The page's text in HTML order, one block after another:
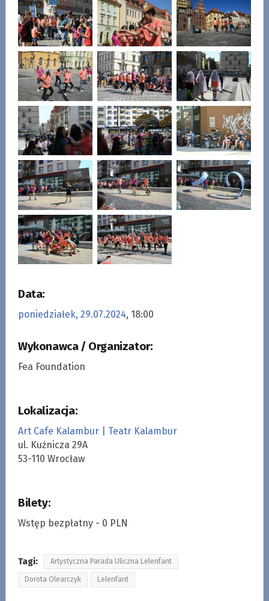
Data:
poniedziałek, 29.07.2024, 18:00
Wykonawca / Organizator:
Fea Foundation
Lokalizacja:
Art Cafe Kalambur | Teatr Kalambur
ul. Kuźnicza 29A
53-110 Wrocław
Bilety:
Wstęp bezpłatny - 0 PLN
Tagi: Artystyczna Parada Uliczna Lelenfant
Dorota Olearczyk Lelenfant